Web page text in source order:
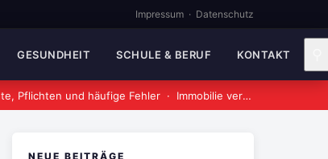
Impressum · Datenschutz
GESUNDHEIT SCHULE & BERUF KONTAKT
Pflichten und häufige Fehler · Immobilie verkaufen: Ablauf, Kosten und wichtige Tipps 2026
NEUE BEITRÄGE